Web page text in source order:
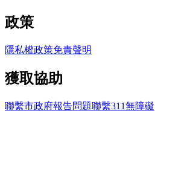
政策
隱私權政策免責聲明
獲取協助
聯繫市政府報告問題聯繫311無障礙